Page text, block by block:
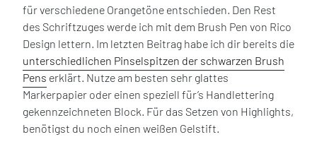
für verschiedene Orangetöne entschieden. Den Rest
des Schriftzuges werde ich mit dem Brush Pen von Rico
Design lettern. Im letzten Beitrag habe ich dir bereits die
unterschiedlichen Pinselspitzen der schwarzen Brush
Pens erklärt. Nutze am besten sehr glattes
Markerpapier oder einen speziell für’s Handlettering
gekennzeichneten Block. Für das Setzen von Highlights,
benötigst du noch einen weißen Gelstift.